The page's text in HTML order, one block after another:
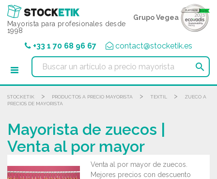
Mayorista para profesionales desde
1998
Grupo Vegea
+33 1 70 68 96 67 contact@stocketik.es

STOCKETIK > PRODUCTOS A PRECIO MAYORISTA > TEXTIL >
ZUECO A
PRECIOS DE MAYORISTA
Mayorista de zuecos |
Venta al por mayor
Venta al por mayor de zuecos.
Mejores precios con descuento
Panel de gestión de cookies